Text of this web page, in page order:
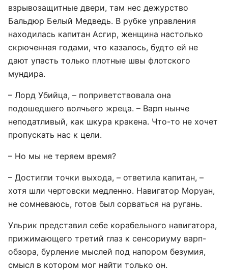
взрывозащитные двери, там нес дежурство
Бальдюр Белый Медведь. В рубке управления
находилась капитан Асгир, женщина настолько
скрюченная годами, что казалось, будто ей не
дают упасть только плотные швы флотского
мундира.
– Лорд Убийца, – поприветствовала она
подошедшего волчьего жреца. – Варп нынче
неподатливый, как шкура кракена. Что-то не хочет
пропускать нас к цели.
– Но мы не теряем время?
– Достигли точки выхода, – ответила капитан, –
хотя шли чертовски медленно. Навигатор Моруан,
не сомневаюсь, готов был сорваться на ругань.
Ульрик представил себе корабельного навигатора,
прижимающего третий глаз к сенсориуму варп-
обзора, бурление мыслей под напором безумия,
смысл в котором мог найти только он.